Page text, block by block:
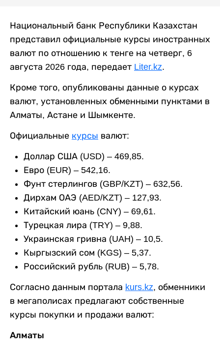
Национальный банк Республики Казахстан
представил официальные курсы иностранных
валют по отношению к тенге на четверг, 6
августа 2026 года, передает Liter.kz.
Кроме того, опубликованы данные о курсах
валют, установленных обменными пунктами в
Алматы, Астане и Шымкенте.
Официальные курсы валют:
Доллар США (USD) – 469,85.
Евро (EUR) – 542,16.
Фунт стерлингов (GBP/KZT) – 632,56.
Дирхам ОАЭ (AED/KZT) – 127,93.
Китайский юань (CNY) – 69,61.
Турецкая лира (TRY) – 9,88.
Украинская гривна (UAH) – 10,5.
Кыргызский сом (KGS) – 5,37.
Российский рубль (RUB) – 5,78.
Согласно данным портала kurs.kz, обменники
в мегаполисах предлагают собственные
курсы покупки и продажи валют:
Алматы